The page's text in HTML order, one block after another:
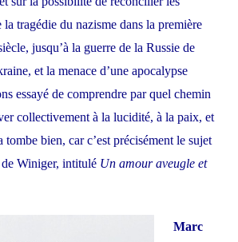
tragédie du nazisme dans la première
jusqu’à la guerre de la Russie de
et la menace d’une apocalypse
essayé de comprendre par quel chemin
collectivement à la lucidité, à la paix, et
bien, car c’est précisément le sujet
Winiger, intitulé Un amour aveugle et
Marc